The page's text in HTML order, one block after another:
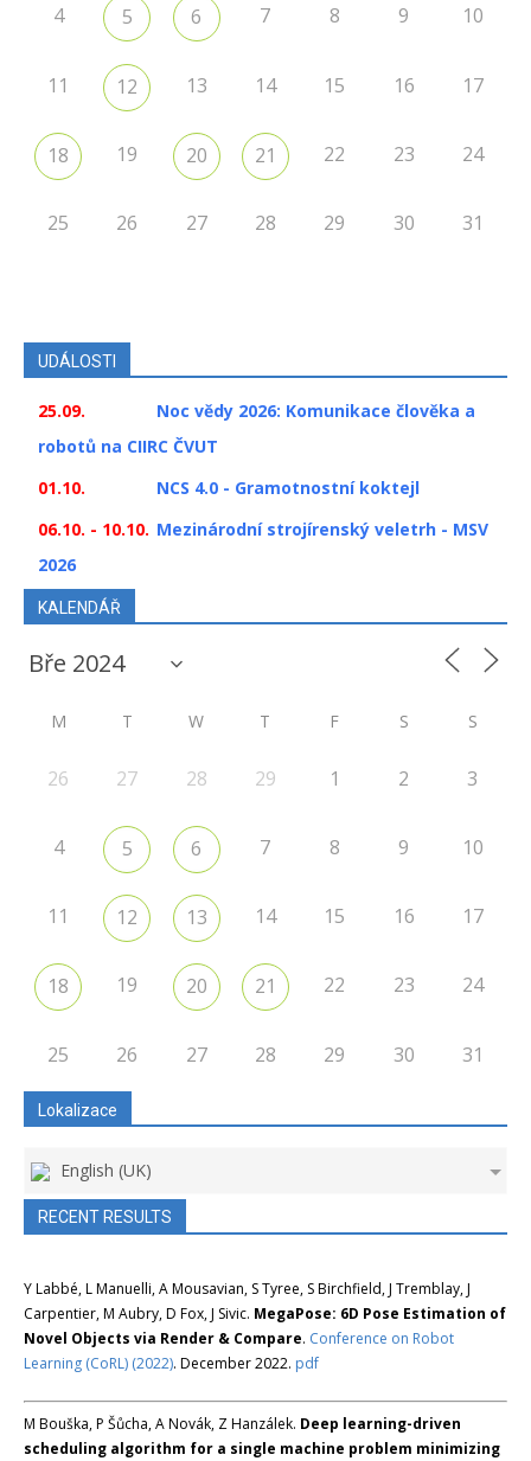
4 5 6 7 8 9 10
11 12 13 14 15 16 17
18 19 20 21 22 23 24
25 26 27 28 29 30 31
UDÁLOSTI
25.09.
Noc vědy 2026: Komunikace člověka a
robotů na CIIRC ČVUT
01.10.
NCS 4.0 - Gramotnostní koktejl
06.10. - 10.10. Mezinárodní strojírenský veletrh - MSV
2026
KALENDÁŘ
M T W T F S S
26 27 28 29 1 2 3
4 5 6 7 8 9 10
11 12 13 14 15 16 17
18 19 20 21 22 23 24
25 26 27 28 29 30 31
Lokalizace
English (UK)
RECENT RESULTS
Y Labbé, L Manuelli, A Mousavian, S Tyree, S Birchfield, J Tremblay, J
Carpentier, M Aubry, D Fox, J Sivic. MegaPose: 6D Pose Estimation of
Novel Objects via Render & Compare. Conference on Robot
Learning (CoRL) (2022). December 2022. pdf
M Bouška, P Šůcha, A Novák, Z Hanzálek. Deep learning-driven
scheduling algorithm for a single machine problem minimizing